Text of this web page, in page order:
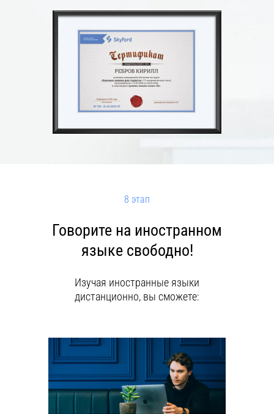
8 этап
Говорите на иностранном
языке свободно!
Изучая иностранные языки
дистанционно, вы сможете: